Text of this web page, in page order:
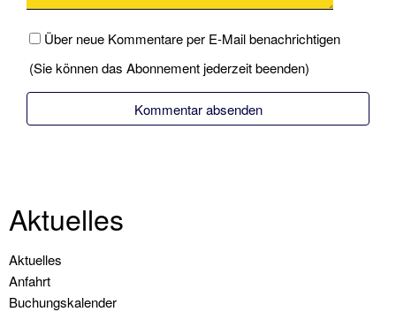
Ostsee
SportSeeSchiffer
Erfahrung
Hafenmanöver
Über neue Kommentare per E-Mail benachrichtigen
(Sie können das Abonnement jederzeit beenden)
Aktuelles
Navigation
überspringen
Aktuelles
Anfahrt
Buchungskalender